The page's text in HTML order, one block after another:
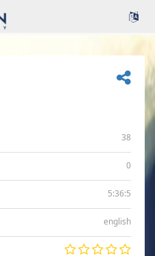
38
0
5:36:5
english